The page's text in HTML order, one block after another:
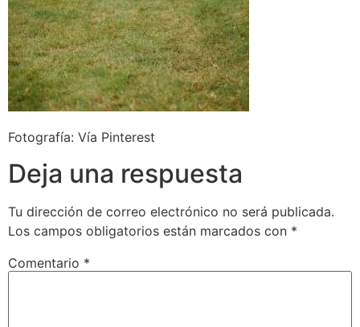
Fotografía: Vía Pinterest
Deja una respuesta
Tu dirección de correo electrónico no será publicada.
Los campos obligatorios están marcados con *
Comentario *